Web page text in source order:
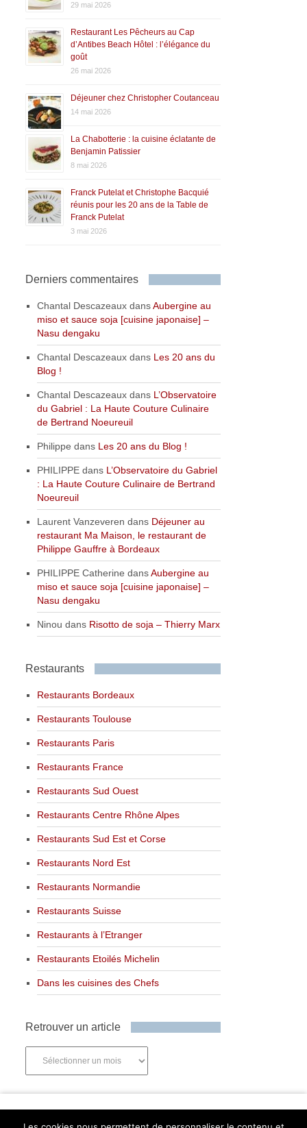
29 mai 2026
Restaurant Les Pêcheurs au Cap
d’Antibes Beach Hôtel : l’élégance du
goût
26 mai 2026
Déjeuner chez Christopher Coutanceau
14 mai 2026
La Chabotterie : la cuisine éclatante de
Benjamin Patissier
8 mai 2026
Franck Putelat et Christophe Bacquié
réunis pour les 20 ans de la Table de
Franck Putelat
3 mai 2026
Derniers commentaires
Chantal Descazeaux dansAubergine au
miso et sauce soja [cuisine japonaise] –
Nasu dengaku
Chantal Descazeaux dans Les 20 ans du
Blog !
Chantal Descazeaux dans L’Observatoire
du Gabriel : La Haute Couture Culinaire
de Bertrand Noeureuil
Philippe dans Les 20 ans du Blog !
PHILIPPE dans L’Observatoire du Gabriel
: La Haute Couture Culinaire de Bertrand
Noeureuil
Laurent Vanzeveren dans Déjeuner au
restaurant Ma Maison, le restaurant de
Philippe Gauffre à Bordeaux
PHILIPPE Catherine dansAubergine au
miso et sauce soja [cuisine japonaise] –
Nasu dengaku
Ninou dans Risotto de soja – Thierry Marx
Restaurants
Restaurants Bordeaux
Restaurants Toulouse
Restaurants Paris
Restaurants France
Restaurants Sud Ouest
Restaurants Centre Rhône Alpes
Restaurants Sud Est et Corse
Restaurants Nord Est
Restaurants Normandie
Restaurants Suisse
Restaurants à l’Etranger
Restaurants Etoilés Michelin
Dans les cuisines des Chefs
Retrouver un article